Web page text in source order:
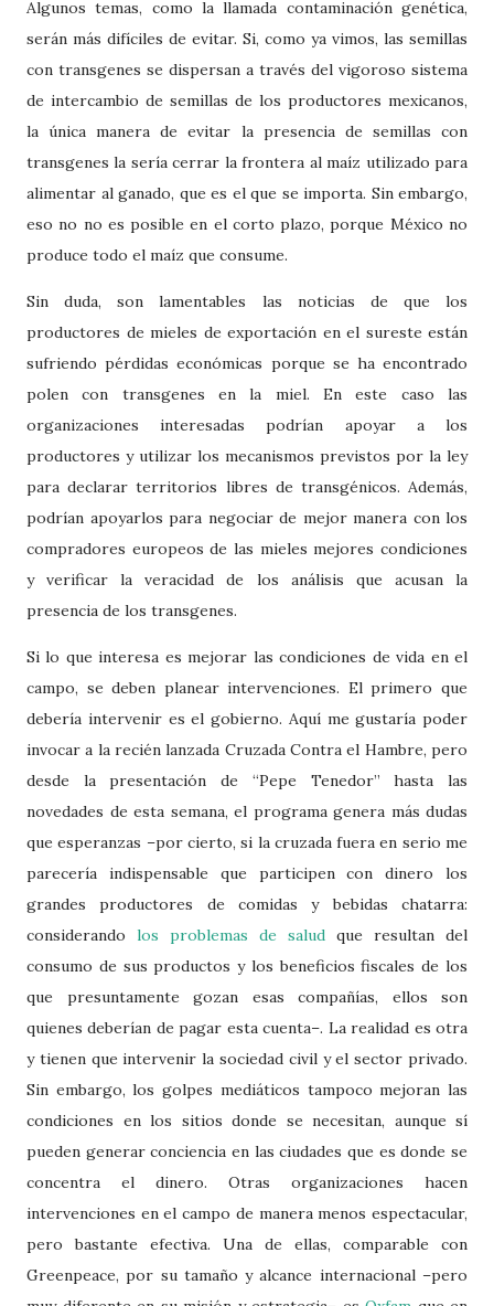
Algunos temas, como la llamada contaminación genética,
serán más difíciles de evitar. Si, como ya vimos, las semillas
con transgenes se dispersan a través del vigoroso sistema
de intercambio de semillas de los productores mexicanos,
la única manera de evitar la presencia de semillas con
transgenes la sería cerrar la frontera al maíz utilizado para
alimentar al ganado, que es el que se importa. Sin embargo,
eso no no es posible en el corto plazo, porque México no
produce todo el maíz que consume.
Sin duda, son lamentables las noticias de que los
productores de mieles de exportación en el sureste están
sufriendo pérdidas económicas porque se ha encontrado
polen con transgenes en la miel. En este caso las
organizaciones interesadas podrían apoyar a los
productores y utilizar los mecanismos previstos por la ley
para declarar territorios libres de transgénicos. Además,
podrían apoyarlos para negociar de mejor manera con los
compradores europeos de las mieles mejores condiciones
y verificar la veracidad de los análisis que acusan la
presencia de los transgenes.
Si lo que interesa es mejorar las condiciones de vida en el
campo, se deben planear intervenciones. El primero que
debería intervenir es el gobierno. Aquí me gustaría poder
invocar a la recién lanzada Cruzada Contra el Hambre, pero
desde la presentación de “Pepe Tenedor” hasta las
novedades de esta semana, el programa genera más dudas
que esperanzas –por cierto, si la cruzada fuera en serio me
parecería indispensable que participen con dinero los
grandes productores de comidas y bebidas chatarra:
considerando los problemas de salud que resultan del
consumo de sus productos y los beneficios fiscales de los
que presuntamente gozan esas compañías, ellos son
quienes deberían de pagar esta cuenta–. La realidad es otra
y tienen que intervenir la sociedad civil y el sector privado.
Sin embargo, los golpes mediáticos tampoco mejoran las
condiciones en los sitios donde se necesitan, aunque sí
pueden generar conciencia en las ciudades que es donde se
concentra el dinero. Otras organizaciones hacen
intervenciones en el campo de manera menos espectacular,
pero bastante efectiva. Una de ellas, comparable con
Greenpeace, por su tamaño y alcance internacional –pero